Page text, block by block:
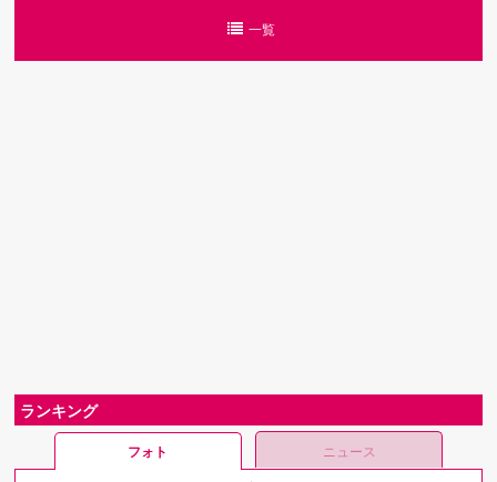
一覧
ランキング
フォト ニュース